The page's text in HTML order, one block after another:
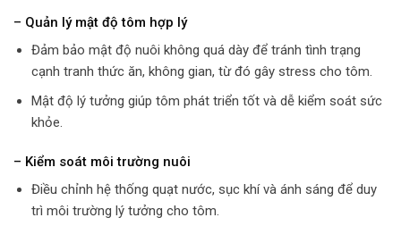
– Quản lý mật độ tôm hợp lý
Đảm bảo mật độ nuôi không quá dày để tránh tình trạng
cạnh tranh thức ăn, không gian, từ đó gây stress cho tôm.
Mật độ lý tưởng giúp tôm phát triển tốt và dễ kiểm soát sức
khỏe.
– Kiểm soát môi trường nuôi
Điều chỉnh hệ thống quạt nước, sục khí và ánh sáng để duy
trì môi trường lý tưởng cho tôm.